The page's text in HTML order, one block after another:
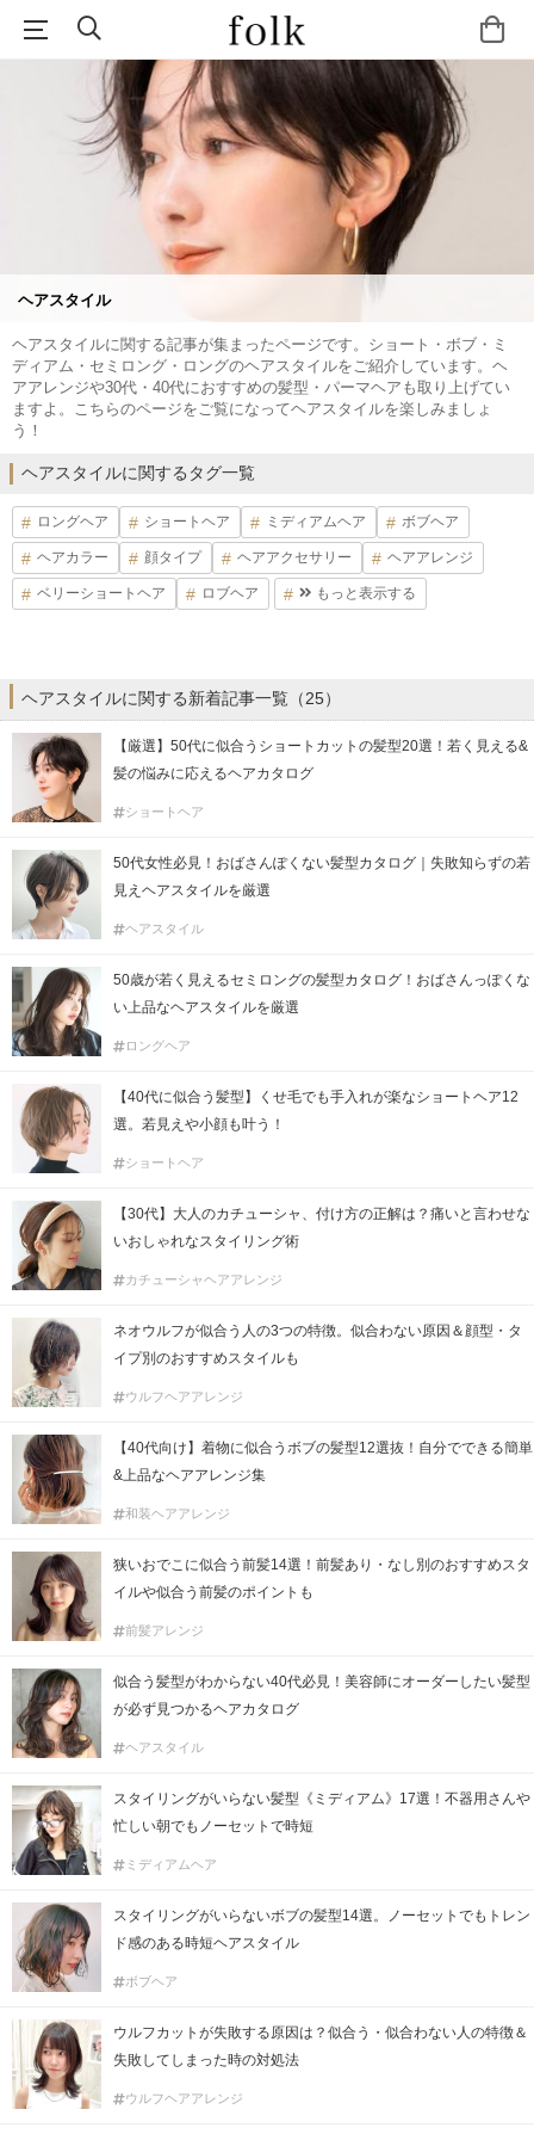
ヘアスタイル
ヘアスタイルに関する記事が集まったページです。ショート・ボブ・ミ
ディアム・セミロング・ロングのヘアスタイルをご紹介しています。ヘ
アアレンジや30代・40代におすすめの髪型・パーマヘアも取り上げてい
ますよ。こちらのページをご覧になってヘアスタイルを楽しみましょ
う！
ヘアスタイルに関するタグ一覧
ロングヘア ショートヘア ミディアムヘア ボブヘア
ヘアカラー 顔タイプ ヘアアクセサリー ヘアアレンジ
ベリーショートヘア ロブヘア もっと表示する
ヘアスタイルに関する新着記事一覧（25）
【厳選】50代に似合うショートカットの髪型20選！若く見える&
髪の悩みに応えるヘアカタログ
ショートヘア
50代女性必見！おばさんぽくない髪型カタログ｜失敗知らずの若
見えヘアスタイルを厳選
ヘアスタイル
50歳が若く見えるセミロングの髪型カタログ！おばさんっぽくな
い上品なヘアスタイルを厳選
ロングヘア
【40代に似合う髪型】くせ毛でも手入れが楽なショートヘア12
選。若見えや小顔も叶う！
ショートヘア
【30代】大人のカチューシャ、付け方の正解は？痛いと言わせな
いおしゃれなスタイリング術
カチューシャヘアアレンジ
ネオウルフが似合う人の3つの特徴。似合わない原因＆顔型・タ
イプ別のおすすめスタイルも
ウルフヘアアレンジ
【40代向け】着物に似合うボブの髪型12選抜！自分でできる簡単
&上品なヘアアレンジ集
和装ヘアアレンジ
狭いおでこに似合う前髪14選！前髪あり・なし別のおすすめスタ
イルや似合う前髪のポイントも
前髪アレンジ
似合う髪型がわからない40代必見！美容師にオーダーしたい髪型
が必ず見つかるヘアカタログ
ヘアスタイル
スタイリングがいらない髪型《ミディアム》17選！不器用さんや
忙しい朝でもノーセットで時短
ミディアムヘア
スタイリングがいらないボブの髪型14選。ノーセットでもトレン
ド感のある時短ヘアスタイル
ボブヘア
ウルフカットが失敗する原因は？似合う・似合わない人の特徴＆
失敗してしまった時の対処法
ウルフヘアアレンジ